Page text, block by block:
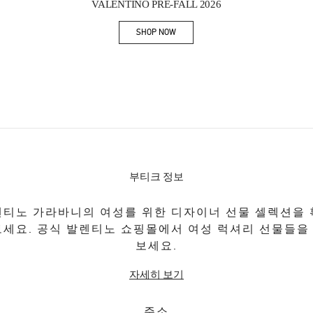
VALENTINO PRE-FALL 2026
SHOP NOWLink Opens in New Tab
부티크 정보
티노 가라바니의 여성를 위한 디자이너 선물 셀렉션을
세요. 공식 발렌티노 쇼핑몰에서 여성 럭셔리 선물들을
보세요.
자세히 보기